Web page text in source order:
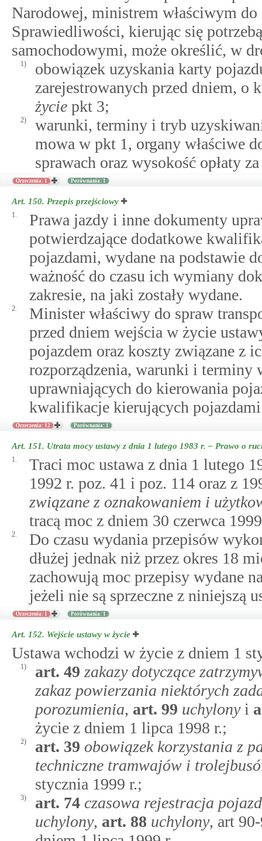
Narodowej, ministrem właściwym
Sprawiedliwości, kierując się
samochodowymi, może określić, w
1)
obowiązek uzyskania karty
zarejestrowanych przed dniem, o
życie pkt 3;
2)
warunki, terminy i tryb
mowa w pkt 1, organy właściwe
sprawach oraz wysokość opłaty
Orzeczenia: 1 Porównania: 1
Art. 150. Przepis przejściowy
1.
Prawa jazdy i inne dokumenty
potwierdzające dodatkowe
pojazdami, wydane na podstawie
ważność do czasu ich wymiany
zakresie, na jaki zostały wydane.
2.
Minister właściwy do spraw
przed dniem wejścia w życie
pojazdem oraz koszty związane z
rozporządzenia, warunki i
uprawniających do kierowania
kwalifikacje kierujących
Orzeczenia: 12 Porównania: 1
Art. 151. Utrata mocy ustawy z dnia 1 lutego 1983 r. – Prawo o
1.
Traci moc ustawa z dnia 1 lutego
1992 r. poz. 41 i poz. 114 oraz z
związane z oznakowaniem i
tracą moc z dniem 30 czerwca
2.
Do czasu wydania przepisów
dłużej jednak niż przez okres 18
zachowują moc przepisy wydane
jeżeli nie są sprzeczne z niniejszą
Orzeczenia: 1 Porównania: 1
Art. 152. Wejście ustawy w życie
Ustawa wchodzi w życie z dniem 1
1) art. 49 zakazy dotyczące
zakaz powierzania niektórych
porozumienia, art. 99 uchylonyi
życie z dniem 1 lipca 1998 r.;
2) art. 39 obowiązek korzystania z
techniczne tramwajów i
stycznia 1999 r.;
3) art. 74 czasowa rejestracja
uchylony, art. 88 uchylony, art